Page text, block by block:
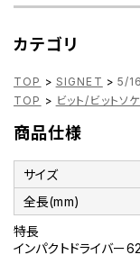
カテゴリ
TOP > SIGNET > 5/
TOP > ビット/ビットソ
商品仕様
サイズ
全長(mm)
特長
インパクトドライバー